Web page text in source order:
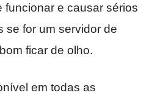
funcionar e causar sérios
se for um servidor de
ficar de olho.
em todas as